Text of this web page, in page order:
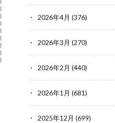
2026年4月 (376)
2026年3月 (270)
2026年2月 (440)
2026年1月 (681)
2025年12月 (699)